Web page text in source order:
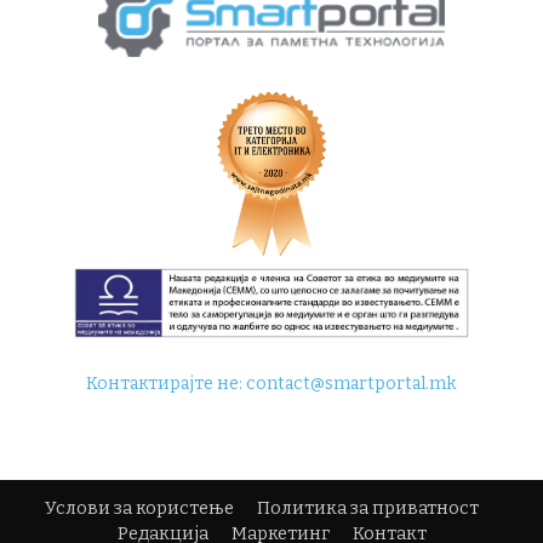
Контактирајте не:contact@smartportal.mk
Услови за користење
Политика за приватност
Редакција
Маркетинг Контакт